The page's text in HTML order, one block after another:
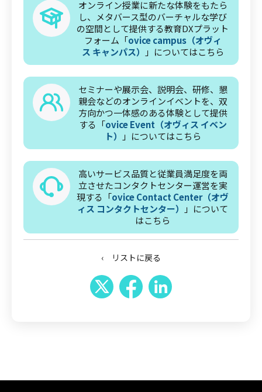
オンライン授業に新たな体験をもたら
し、メタバース型のバーチャルな学び
の空間として提供する教育DXプラット
フォーム「ovice campus（オヴィ
ス キャンパス）
」についてはこちら
セミナーや展示会、説明会、研修、懇
親会などのオンラインイベントを、双
方向かつ一体感のある体験として提供
する「ovice Event（オヴィス イベン
ト）
」についてはこちら
高いサービス品質と従業員満足度を両
立させたコンタクトセンター運営を実
現する「ovice Contact Center（オヴ
ィス コンタクトセンター）
」について
はこちら
‹ リストに戻る